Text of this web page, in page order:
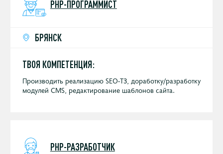
PHP-ПРОГРАММИСТ
БРЯНСК
ТВОЯ КОМПЕТЕНЦИЯ:
Производить реализацию SEO-ТЗ, доработку/разработку
модулей CMS, редактирование шаблонов сайта.
PHP-РАЗРАБОТЧИК